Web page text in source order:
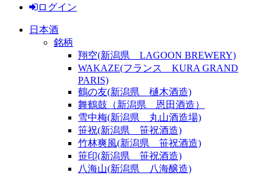
ログイン
日本酒
銘柄
翔空(新潟県 LAGOON BREWERY)
WAKAZE(フランス KURA GRAND
PARIS)
鶴の友(新潟県 樋木酒造)
舞鶴鼓（新潟県 恩田酒造）
雪中梅(新潟県 丸山酒造場)
笹祝(新潟県 笹祝酒造)
竹林爽風(新潟県 笹祝酒造)
笹印(新潟県 笹祝酒造)
八海山(新潟県 八海醸造)